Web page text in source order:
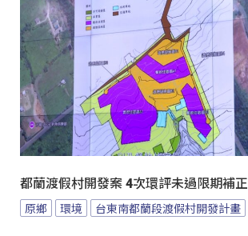
都蘭渡假村開發案 4次環評未過限期補正
原鄉 環境 台東南都蘭段渡假村開發計畫